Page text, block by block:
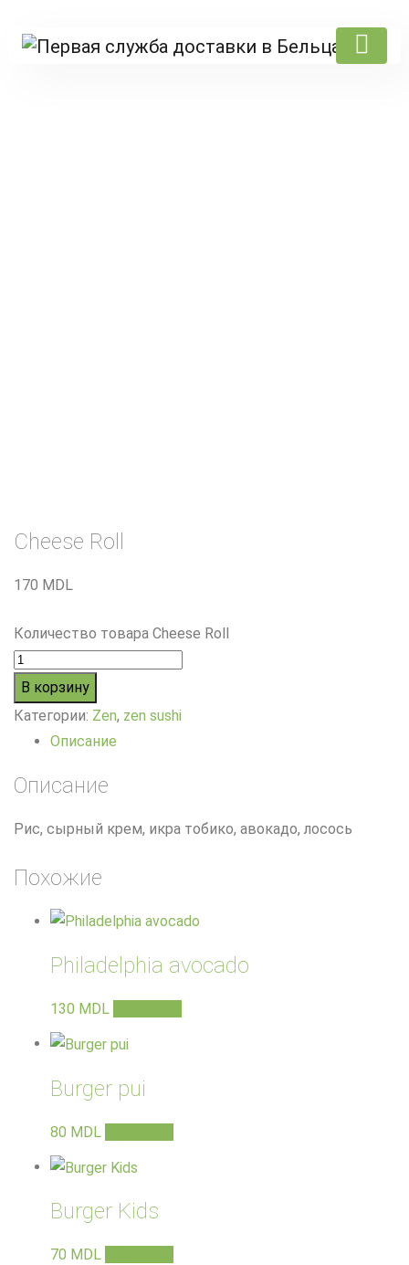
Cheese Roll
170 MDL
Количество товара Cheese Roll
В корзину
Категории: Zen, zen sushi
Описание
Описание
Рис, сырный крем, икра тобико, авокадо, лосось
Похожие
Philadelphia avocado
130 MDL
Burger pui
80 MDL
Burger Kids
70 MDL